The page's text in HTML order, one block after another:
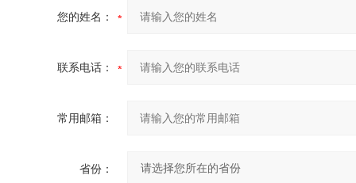
您的姓名：
联系电话：
常用邮箱：
省份：